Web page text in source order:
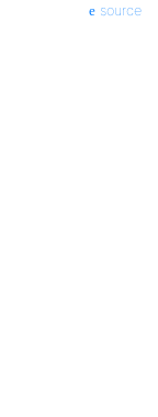
source